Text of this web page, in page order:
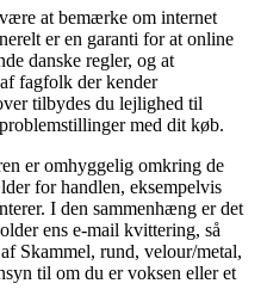
at bemærke om internet
er en garanti for at online
danske regler, og at
fagfolk der kender
tilbydes du lejlighed til
med dit køb.
er omhyggelig omkring de
for handlen, eksempelvis
I den sammenhæng er det
ens e-mail kvittering, så
Skammel, rund, velour/metal,
til om du er voksen eller et